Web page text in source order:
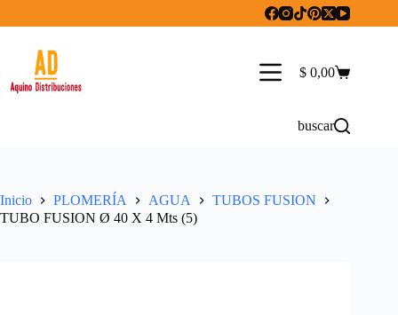
Carro
$ 0,00
buscar
Inicio PLOMERÍA AGUA
TUBOS FUSION
TUBO FUSION Ø 40 X 4 Mts (5)